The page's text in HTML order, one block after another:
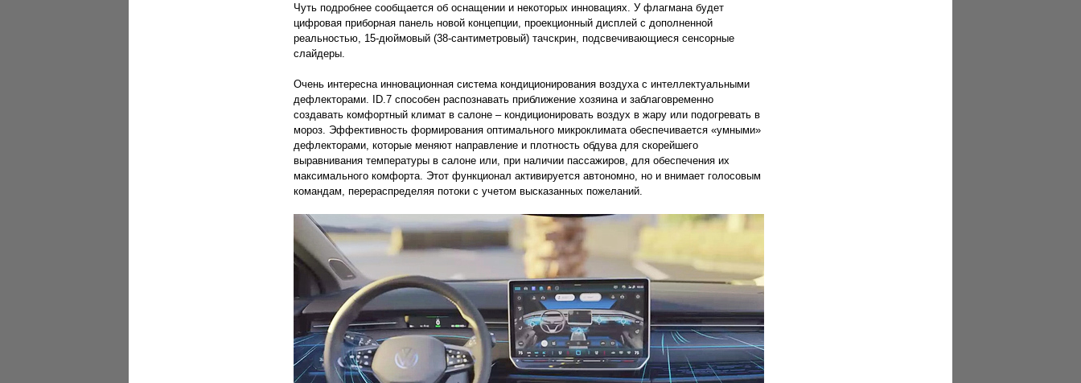
Чуть подробнее сообщается об оснащении и некоторых инновациях. У флагмана будет
цифровая приборная панель новой концепции, проекционный дисплей с дополненной
реальностью, 15-дюймовый (38-сантиметровый) тачскрин, подсвечивающиеся сенсорные
слайдеры.
Очень интересна инновационная система кондиционирования воздуха с интеллектуальными
дефлекторами. ID.7 способен распознавать приближение хозяина и заблаговременно
создавать комфортный климат в салоне – кондиционировать воздух в жару или подогревать в
мороз. Эффективность формирования оптимального микроклимата обеспечивается «умными»
дефлекторами, которые меняют направление и плотность обдува для скорейшего
выравнивания температуры в салоне или, при наличии пассажиров, для обеспечения их
максимального комфорта. Этот функционал активируется автономно, но и внимает голосовым
командам, перераспределяя потоки с учетом высказанных пожеланий.